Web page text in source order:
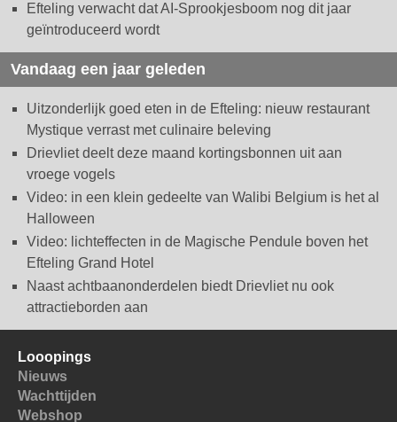
Efteling verwacht dat AI-Sprookjesboom nog dit jaar
geïntroduceerd wordt
Vandaag een jaar geleden
Uitzonderlijk goed eten in de Efteling: nieuw restaurant
Mystique verrast met culinaire beleving
Drievliet deelt deze maand kortingsbonnen uit aan
vroege vogels
Video: in een klein gedeelte van Walibi Belgium is het al
Halloween
Video: lichteffecten in de Magische Pendule boven het
Efteling Grand Hotel
Naast achtbaanonderdelen biedt Drievliet nu ook
attractieborden aan
Looopings
Nieuws
Wachttijden
Webshop